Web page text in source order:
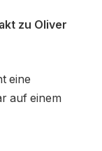
zu Oliver
eine
auf einem